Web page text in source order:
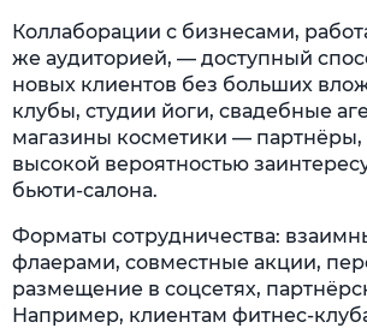
Коллаборации с бизнесами,
же аудиторией, — доступный
новых клиентов без больших
клубы, студии йоги, свадебные
магазины косметики — партнёры,
высокой вероятностью
бьюти-салона.
Форматы сотрудничества:
флаерами, совместные акции,
размещение в соцсетях,
Например, клиентам фитнес-